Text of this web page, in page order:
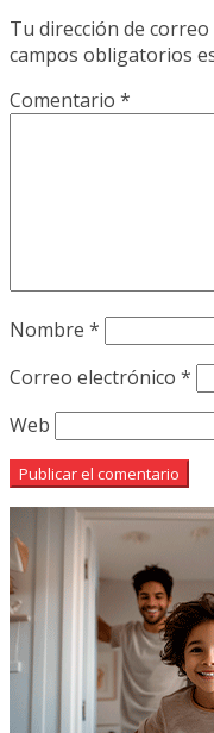
Tu dirección de
campos obligatorios
Comentario *
Nombre *
Correo electrónico *
Web